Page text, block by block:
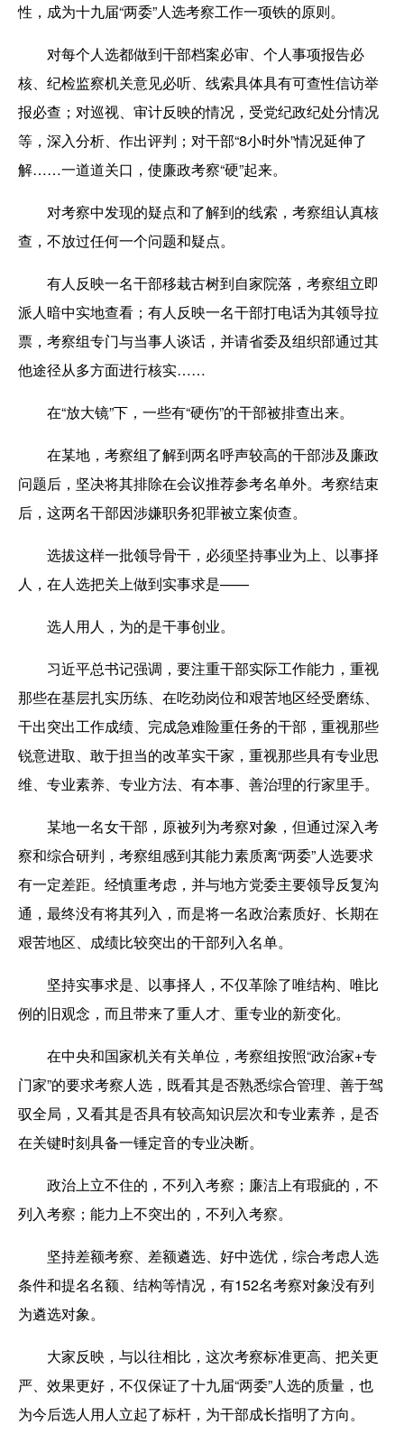
性，成为十九届“两委”人选考察工作一项铁的原则。
对每个人选都做到干部档案必审、个人事项报告必
核、纪检监察机关意见必听、线索具体具有可查性信访举
报必查；对巡视、审计反映的情况，受党纪政纪处分情况
等，深入分析、作出评判；对干部“8小时外”情况延伸了
解……一道道关口，使廉政考察“硬”起来。
对考察中发现的疑点和了解到的线索，考察组认真核
查，不放过任何一个问题和疑点。
有人反映一名干部移栽古树到自家院落，考察组立即
派人暗中实地查看；有人反映一名干部打电话为其领导拉
票，考察组专门与当事人谈话，并请省委及组织部通过其
他途径从多方面进行核实……
在“放大镜”下，一些有“硬伤”的干部被排查出来。
在某地，考察组了解到两名呼声较高的干部涉及廉政
问题后，坚决将其排除在会议推荐参考名单外。考察结束
后，这两名干部因涉嫌职务犯罪被立案侦查。
选拔这样一批领导骨干，必须坚持事业为上、以事择
人，在人选把关上做到实事求是——
选人用人，为的是干事创业。
习近平总书记强调，要注重干部实际工作能力，重视
那些在基层扎实历练、在吃劲岗位和艰苦地区经受磨练、
干出突出工作成绩、完成急难险重任务的干部，重视那些
锐意进取、敢于担当的改革实干家，重视那些具有专业思
维、专业素养、专业方法、有本事、善治理的行家里手。
某地一名女干部，原被列为考察对象，但通过深入考
察和综合研判，考察组感到其能力素质离“两委”人选要求
有一定差距。经慎重考虑，并与地方党委主要领导反复沟
通，最终没有将其列入，而是将一名政治素质好、长期在
艰苦地区、成绩比较突出的干部列入名单。
坚持实事求是、以事择人，不仅革除了唯结构、唯比
例的旧观念，而且带来了重人才、重专业的新变化。
在中央和国家机关有关单位，考察组按照“政治家+专
门家”的要求考察人选，既看其是否熟悉综合管理、善于驾
驭全局，又看其是否具有较高知识层次和专业素养，是否
在关键时刻具备一锤定音的专业决断。
政治上立不住的，不列入考察；廉洁上有瑕疵的，不
列入考察；能力上不突出的，不列入考察。
坚持差额考察、差额遴选、好中选优，综合考虑人选
条件和提名名额、结构等情况，有152名考察对象没有列
为遴选对象。
大家反映，与以往相比，这次考察标准更高、把关更
严、效果更好，不仅保证了十九届“两委”人选的质量，也
为今后选人用人立起了标杆，为干部成长指明了方向。